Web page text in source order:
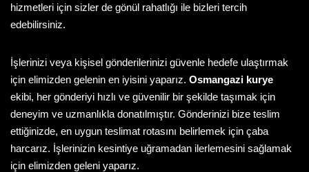
hizmetleri için sizler de gönül rahatlığı ile bizleri tercih
edebilirsiniz.
İşlerinizi veya kişisel gönderilerinizi güvenle hedefe ulaştırmak
için elimizden gelenin en iyisini yaparız. Osmangazi kurye
ekibi, her gönderiyi hızlı ve güvenilir bir şekilde taşımak için
deneyim ve uzmanlıkla donatılmıştır. Gönderinizi bize teslim
ettiğinizde, en uygun teslimat rotasını belirlemek için çaba
harcarız. İşlerinizin kesintiye uğramadan ilerlemesini sağlamak
için elimizden geleni yaparız.